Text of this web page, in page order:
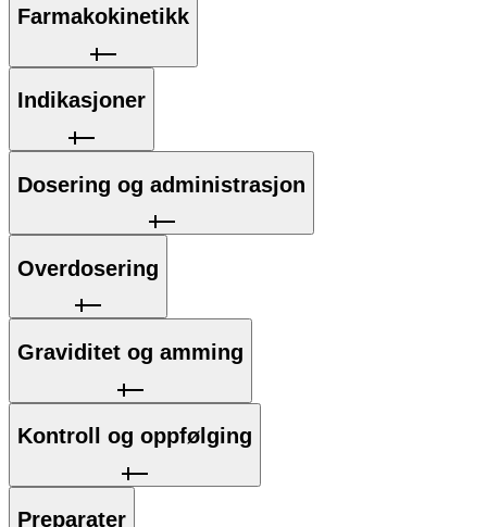
Farmakokinetikk
Indikasjoner
Dosering og administrasjon
Overdosering
Graviditet og amming
Kontroll og oppfølging
Preparater